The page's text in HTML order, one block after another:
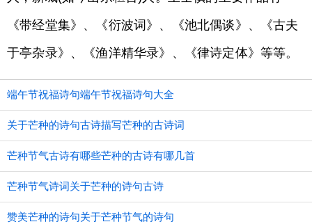
《带经堂集》、《衍波词》、《池北偶谈》、《古夫
于亭杂录》、《渔洋精华录》、《律诗定体》等等。
端午节祝福诗句端午节祝福诗句大全
关于芒种的诗句古诗描写芒种的古诗词
芒种节气古诗有哪些芒种的古诗有哪几首
芒种节气诗词关于芒种的诗句古诗
赞美芒种的诗句关于芒种节气的诗句